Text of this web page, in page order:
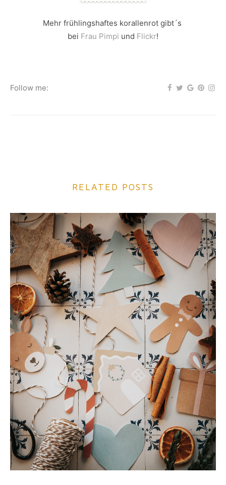
Mehr frühlingshaftes korallenrot gibt´s
bei Frau Pimpi und Flickr!
Follow me:
RELATED POSTS